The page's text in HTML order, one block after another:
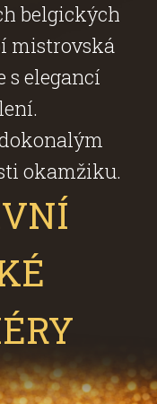
belgických
mistrovská
s elegancí
okamžiku.